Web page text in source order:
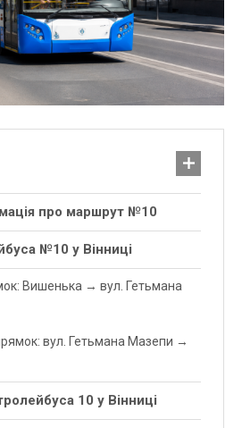
про маршрут №10
№10 у Вінниці
Вишенька → вул. Гетьмана
вул. Гетьмана Мазепи →
10 у Вінниці